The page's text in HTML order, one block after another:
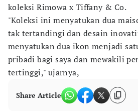
koleksi Rimowa x Tiffany & Co.
"Koleksi ini menyatukan dua
tak tertandingi dan desain
menyatukan dua ikon menjadi
pribadi bagi saya dan mewakili
tertinggi," ujarnya,
Share Article